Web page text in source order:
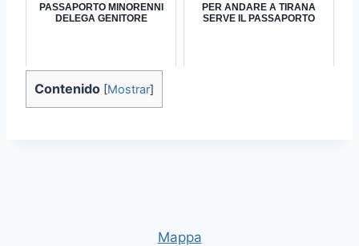
PASSAPORTO MINORENNI
DELEGA GENITORE
PER ANDARE A TIRANA
SERVE IL PASSAPORTO
Contenido [Mostrar]
Mappa